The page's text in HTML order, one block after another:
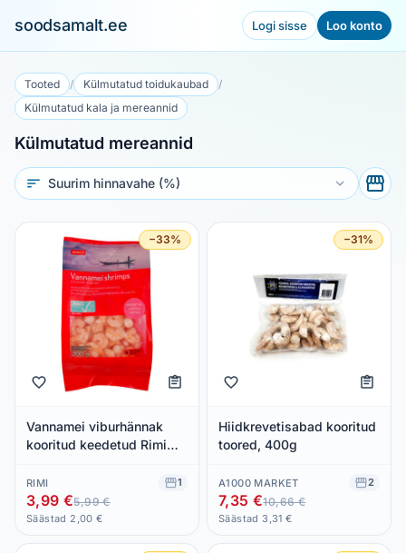
soodsamalt.ee Logi sisse Loo konto
Tooted / Külmutatud toidukaubad
/
Külmutatud kala ja mereannid
Külmutatud mereannid
Sorteeri
−33%
Vannamei viburhännak
kooritud keedetud Rimi
RIMI 1
3,99 €5,99 €
Säästad 2,00 €
−31%
Hiidkrevetisabad kooritud
toored, 400g
A1000 MARKET 2
7,35 €10,66 €
Säästad 3,31 €